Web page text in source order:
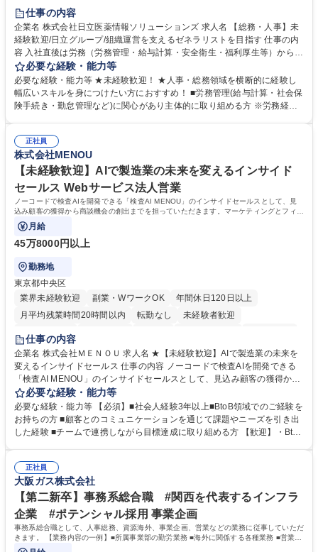
住宅手当あり
育休あり
完全週休2日制 交通費支給 土日祝休み 寮・社宅あり
仕事の内容
企業名 株式会社日立医薬情報ソリューションズ 求人名 【総務・人事】未
経験歓迎/日立グループ/組織運営を支えるゼネラリストを目指す 仕事の内
容 入社直後は労務（労務管理・給与計算・安全衛生・福利厚生等）からお
任せいたします。将来は総務・採用・教育業務へ守備範囲を広げ、組織運
営を支えるゼネラリストをめざせます。 ・初期業務：労働時間管理、給与
計算、社会保険対応、福利厚生管理、安全衛生、健康経営推進等をお任せ
します。ご経験に応じて、休職者管理など、幅広く経験を積んでいただき
幅広く経験を積みたい意欲がある方に最適な環境です。 募集職種 【総
務・人事】未経験歓迎/日立グループ/組織運営を支えるゼネラリストを目
指す
必要な経験・能力等
必要な経験・能力等 ★未経験歓迎！ ★人事・総務領域を横断的に経験し
幅広いスキルを身につけたい方におすすめ！ ■労務管理(給与計算・社会保
険手続き・勤怠管理など)に関心があり主体的に取り組める方 ※労務経験
のご経験 ■労務管理（給与計算・社会保険手続き・勤怠管理など）の経験
■衛生管理者の資格をお持ちの方 学歴・資格 学歴：大学院 大学 高専 短大
専修学校 高校 語学力： 資格：
正社員
株式会社MENOU
【未経験歓迎】AIで製造業の未来を変えるインサイド
セールス Webサービス法人営業
ノーコードで検査AIを開発できる「検査AI MENOU」のインサイドセールスとして、見
込み顧客の獲得から商談機会の創出までを担っていただきます。マーケティングとフィー
ルドセールスをつなぐ役割として、
月給
45万8000円以上
勤務地
東京都中央区
業界未経験歓迎
副業・WワークOK
年間休日120日以上
月平均残業時間20時間以内
転勤なし
未経験者歓迎
時短勤務あり
駅近5分以内
土日祝休み 服装自由
仕事の内容
企業名 株式会社ＭＥＮＯＵ 求人名 ★【未経験歓迎】AIで製造業の未来を
変えるインサイドセールス 仕事の内容 ノーコードで検査AIを開発できる
「検査AI MENOU」のインサイドセールスとして、見込み顧客の獲得から
商談機会の創出までを担っていただきます。マーケティングとフィールド
セールスをつなぐ役割として、 適切なタイミングで顧客とコミュニケーシ
ョンを取りながら、受注につながる商談機会の最大化を目指します。 【具
体的な仕事内容】 リードへの電話・メールによるアプローチ/リードナー
実行/フィールドセールスへの案件連携 募集職種 ★【未経験歓迎】AIで製
造業の未来を変えるインサイドセールス
必要な経験・能力等
必要な経験・能力等 【必須】■社会人経験3年以上■BtoB領域でのご経験を
お持ちの方 ■顧客とのコミュニケーションを通じて課題やニーズを引き出
した経験 ■チームで連携しながら目標達成に取り組める方 【歓迎】・BtoB
企画・実行経験 ・CRM・リードナーチャリングに関する知見 ・データを
もとに営業プロセスを改善した経験 学歴・資格 学歴：大学院 大学 高専 短
大 専修学校 高校 語学力： 資格：
正社員
大阪ガス株式会社
【第二新卒】事務系総合職 #関西を代表するインフラ
企業 #ポテンシャル採用 事業企画
事務系総合職として、人事総務、資源海外、事業企画、営業などの業務に従事していただ
きます。 【業務内容の一例】■所属事業部の勤労業務 ■海外に関係する各種業務 ■営業部
門の企画スタッフ、ルート営業